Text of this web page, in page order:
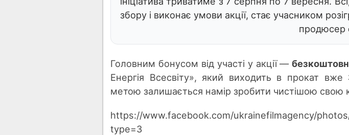
збору і виконає умови акції, стає учасником
продюсер
Головним бонусом від участі у акції —
Енергія Всесвіту», який виходить в прокат вже
метою залишається намір зробити чистішою свою
https://www.facebook.com/ukrainefilmagency/photos/
type=3